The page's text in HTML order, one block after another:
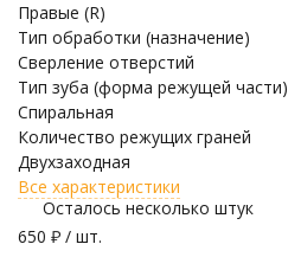
Правые (R)
Тип обработки (назначение)
Сверление отверстий
Тип зуба (форма режущей части)
Спиральная
Количество режущих граней
Двухзаходная
Все характеристики
Осталось несколько штук
650 ₽ / шт.